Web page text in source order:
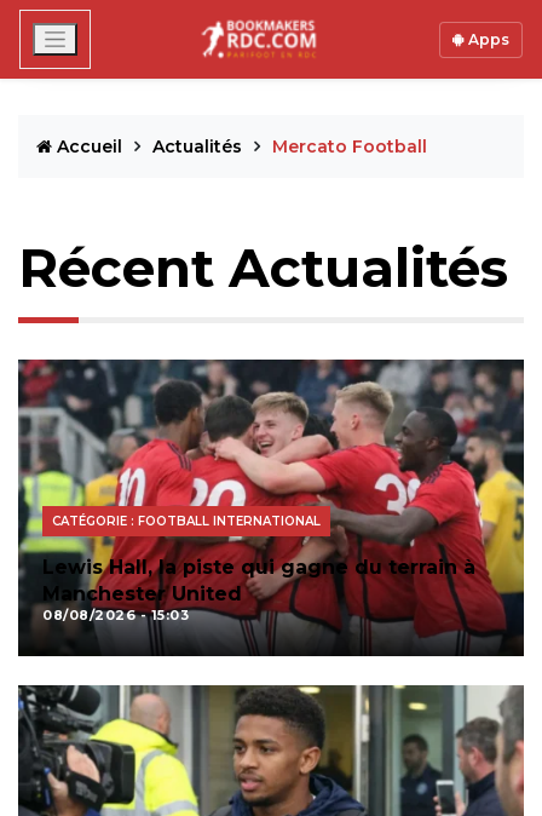
Apps
Accueil Actualités Mercato Football
Récent Actualités
CATÉGORIE : FOOTBALL INTERNATIONAL
Lewis Hall, la piste qui gagne du terrain à
Manchester United
08/08/2026 - 15:03